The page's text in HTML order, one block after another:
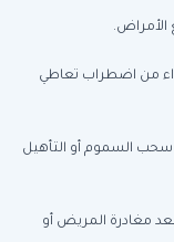
الأمراض.
من اضطراب تعاطي
السموم أو التأهيل
مغادرة المريض أو